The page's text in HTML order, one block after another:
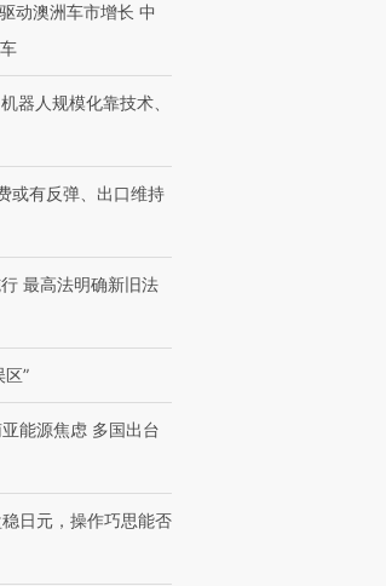
动澳洲车市增长 中
器人规模化靠技术、
或有反弹、出口维持
最高法明确新旧法
区”
能源焦虑 多国出台
日元，操作巧思能否